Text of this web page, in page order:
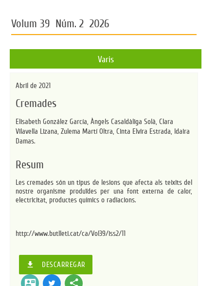
Volum 39 Núm. 2 2026
Varis
Abril de 2021
Cremades
Elisabeth González García, Àngels Casaldàliga Solà, Clara
Vilavella Lizana, Zulema Martí Oltra, Cinta Elvira Estrada, Idaira
Damas.
Resum
Les cremades són un tipus de lesions que afecta als teixits del
nostre organisme produïdes per una font externa de calor,
electricitat, productes químics o radiacions.
http://www.butlleti.cat/ca/Vol39/iss2/11
file_download DESCARREGAR
contact_mail share